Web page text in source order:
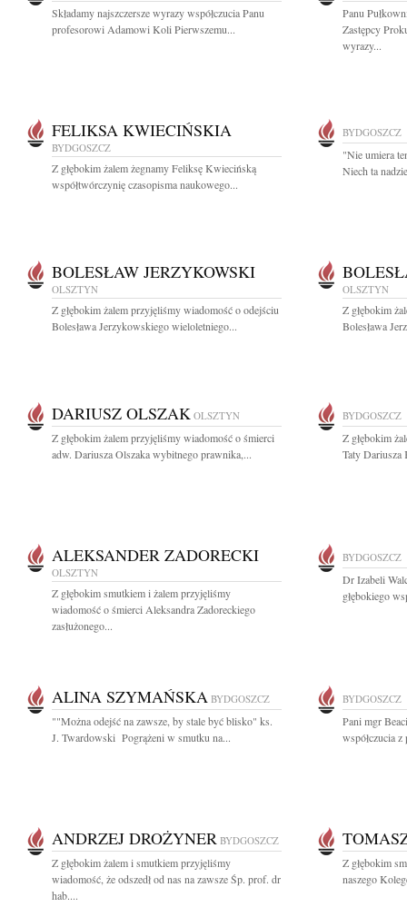
Składamy najszczersze wyrazy współczucia Panu
profesorowi Adamowi Koli Pierwszemu...
Panu
Zastępcy
wyrazy...
FELIKSA KWIECIŃSKIA
BYDGOSZCZ
Z głębokim żalem żegnamy Feliksę Kwiecińską
współtwórczynię czasopisma naukowego...
BYDGOSZCZ
"Nie umiera
Niech ta
BOLESŁAW JERZYKOWSKI
OLSZTYN
Z głębokim żalem przyjęliśmy wiadomość o odejściu
Bolesława Jerzykowskiego wieloletniego...
OLSZTYN
Z głębokim
Bolesława
DARIUSZ OLSZAK OLSZTYN
Z głębokim żalem przyjęliśmy wiadomość o śmierci
adw. Dariusza Olszaka wybitnego prawnika,...
BYDGOSZCZ
Z głębokim
Taty Dariusza
ALEKSANDER ZADORECKI
OLSZTYN
Z głębokim smutkiem i żalem przyjęliśmy
wiadomość o śmierci Aleksandra Zadoreckiego
zasłużonego...
BYDGOSZCZ
Dr Izabeli
głębokiego
ALINA SZYMAŃSKA BYDGOSZCZ
""Można odejść na zawsze, by stale być blisko" ks.
J. Twardowski Pogrążeni w smutku na...
BYDGOSZCZ
Pani mgr
współczucia
ANDRZEJ DROŻYNER BYDGOSZCZ
Z głębokim żalem i smutkiem przyjęliśmy
wiadomość, że odszedł od nas na zawsze Śp. prof. dr
hab....
Z głębokim
naszego